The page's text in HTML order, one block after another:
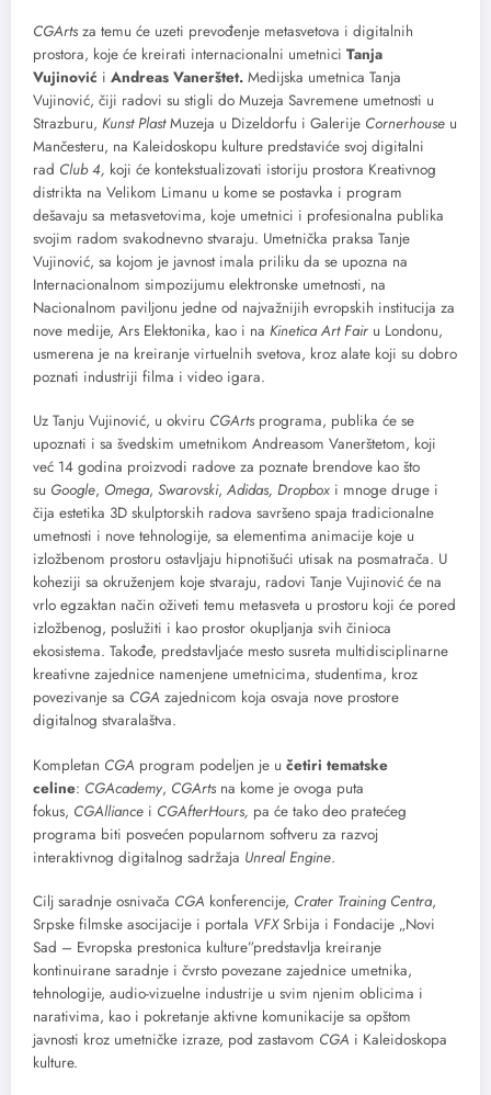
CGArts za temu će uzeti prevođenje metasvetova i digitalnih
prostora, koje će kreirati internacionalni umetnici Tanja
Vujinović i Andreas Vanerštet. Medijska umetnica Tanja
Vujinović, čiji radovi su stigli do Muzeja Savremene umetnosti u
Strazburu, Kunst PlastMuzeja u Dizeldorfu i Galerije Cornerhouse u
Mančesteru, na Kaleidoskopu kulture predstaviće svoj digitalni
rad Club 4, koji će kontekstualizovati istoriju prostora Kreativnog
distrikta na Velikom Limanu u kome se postavka i program
dešavaju sa metasvetovima, koje umetnici i profesionalna publika
svojim radom svakodnevno stvaraju. Umetnička praksa Tanje
Vujinović, sa kojom je javnost imala priliku da se upozna na
Internacionalnom simpozijumu elektronske umetnosti, na
Nacionalnom paviljonu jedne od najvažnijih evropskih institucija za
nove medije, Ars Elektonika, kao i na Kinetica Art Fair u Londonu,
usmerena je na kreiranje virtuelnih svetova, kroz alate koji su dobro
poznati industriji filma i video igara.
Uz Tanju Vujinović, u okviru CGArts programa, publika će se
upoznati i sa švedskim umetnikom Andreasom Vanerštetom, koji
već 14 godina proizvodi radove za poznate brendove kao što
su Google, Omega, Swarovski, Adidas, Dropbox i mnoge druge i
čija estetika 3D skulptorskih radova savršeno spaja tradicionalne
umetnosti i nove tehnologije, sa elementima animacije koje u
izložbenom prostoru ostavljaju hipnotišući utisak na posmatrača. U
koheziji sa okruženjem koje stvaraju, radovi Tanje Vujinović će na
vrlo egzaktan način oživeti temu metasveta u prostoru koji će pored
izložbenog, poslužiti i kao prostor okupljanja svih činioca
ekosistema. Takođe, predstavljaće mesto susreta multidisciplinarne
kreativne zajednice namenjene umetnicima, studentima, kroz
povezivanje sa CGA zajednicom koja osvaja nove prostore
digitalnog stvaralaštva.
Kompletan CGA program podeljen je u četiri tematske
celine: CGAcademy, CGArts na kome je ovoga puta
fokus, CGAlliance i CGAfterHours, pa će tako deo pratećeg
programa biti posvećen popularnom softveru za razvoj
interaktivnog digitalnog sadržaja Unreal Engine.
Cilj saradnje osnivača CGA konferencije, Crater Training Centra,
Srpske filmske asocijacije i portala VFXSrbija i Fondacije „Novi
Sad – Evropska prestonica kulture”predstavlja kreiranje
kontinuirane saradnje i čvrsto povezane zajednice umetnika,
tehnologije, audio-vizuelne industrije u svim njenim oblicima i
narativima, kao i pokretanje aktivne komunikacije sa opštom
javnosti kroz umetničke izraze, pod zastavom CGA i Kaleidoskopa
kulture.